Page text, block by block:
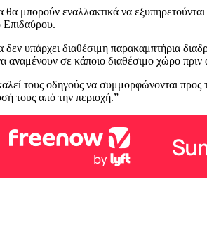
θα μπορούν εναλλακτικά να
Επιδαύρου.
υπάρχει διαθέσιμη παρακαμπτήρια
αναμένουν σε κάποιο διαθέσιμο χώρο
τους οδηγούς να συμμορφώνονται προς
τους από την περιοχή.”